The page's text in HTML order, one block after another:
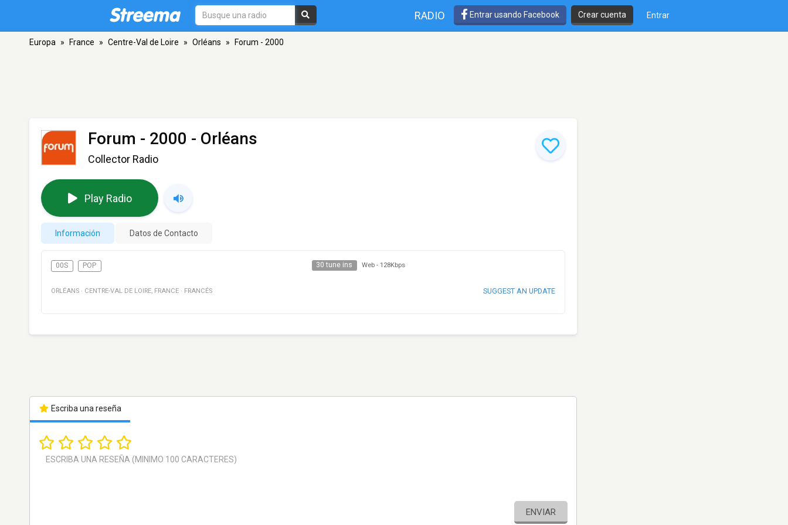
RADIO Entrar usando Facebook Crear cuenta Entrar
Europa » France » Centre-Val de Loire » Orléans » Forum - 2000
Forum - 2000 - Orléans
Collector Radio
Play Radio
Información Datos de Contacto
00S POP 30 tune ins Web - 128Kbps
ORLÉANS · CENTRE-VAL DE LOIRE, FRANCE · FRANCÉS SUGGEST AN UPDATE
Escriba una reseña
ENVIAR